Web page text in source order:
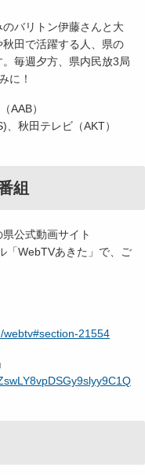
バリトン伊藤さんと大
田で活躍する人、県の
毎週夕方、県内民放3局
に！
AAB）
秋田テレビ（AKT）
組
公式動画サイト
「WebTVあきた」で、ご
webtv#section-21554